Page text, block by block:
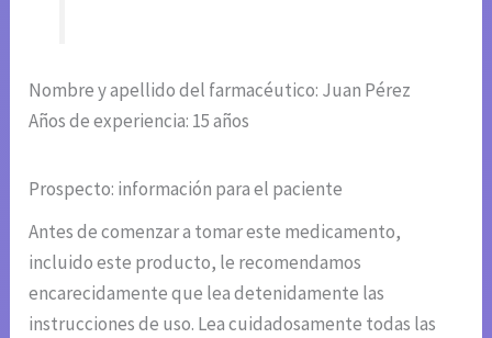
Nombre y apellido del farmacéutico: Juan Pérez
Años de experiencia: 15 años
Prospecto: información para el paciente
Antes de comenzar a tomar este medicamento,
incluido este producto, le recomendamos
encarecidamente que lea detenidamente las
instrucciones de uso. Lea cuidadosamente todas las